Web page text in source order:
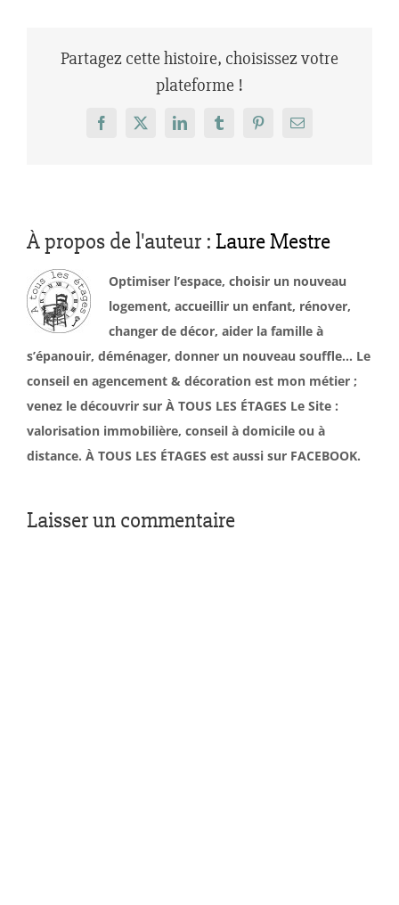
Partagez cette histoire, choisissez votre
plateforme !
Facebook
X LinkedInTumblrPinterestEmail
À propos de l'auteur : Laure Mestre
Optimiser l’espace, choisir un nouveau
logement, accueillir un enfant, rénover,
changer de décor, aider la famille à
s’épanouir, déménager, donner un nouveau souffle… Le
conseil en agencement & décoration est mon métier ;
venez le découvrir sur À TOUS LES ÉTAGES Le Site :
valorisation immobilière, conseil à domicile ou à
distance. À TOUS LES ÉTAGES est aussi sur FACEBOOK.
Laisser un commentaire